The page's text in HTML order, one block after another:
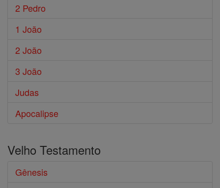
2 Pedro
1 João
2 João
3 João
Judas
Apocalipse
Velho Testamento
Gênesis